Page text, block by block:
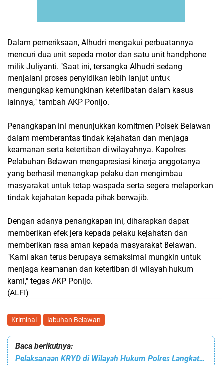
Dalam pemeriksaan, Alhudri mengakui perbuatannya
mencuri dua unit sepeda motor dan satu unit handphone
milik Juliyanti. "Saat ini, tersangka Alhudri sedang
menjalani proses penyidikan lebih lanjut untuk
mengungkap kemungkinan keterlibatan dalam kasus
lainnya," tambah AKP Ponijo.
Penangkapan ini menunjukkan komitmen Polsek Belawan
dalam memberantas tindak kejahatan dan menjaga
keamanan serta ketertiban di wilayahnya. Kapolres
Pelabuhan Belawan mengapresiasi kinerja anggotanya
yang berhasil menangkap pelaku dan mengimbau
masyarakat untuk tetap waspada serta segera melaporkan
tindak kejahatan kepada pihak berwajib.
Dengan adanya penangkapan ini, diharapkan dapat
memberikan efek jera kepada pelaku kejahatan dan
memberikan rasa aman kepada masyarakat Belawan.
"Kami akan terus berupaya semaksimal mungkin untuk
menjaga keamanan dan ketertiban di wilayah hukum
kami," tegas AKP Ponijo.
(ALFI)
Kriminal labuhan Belawan
Baca berikutnya:
Pelaksanaan KRYD di Wilayah Hukum Polres Langkat: Upaya Berkelanjutan Untuk Harkamtibmas